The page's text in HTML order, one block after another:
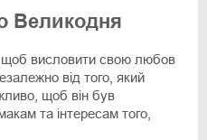
Великодня
висловити свою любов
від того, який
щоб він був
та інтересам того,